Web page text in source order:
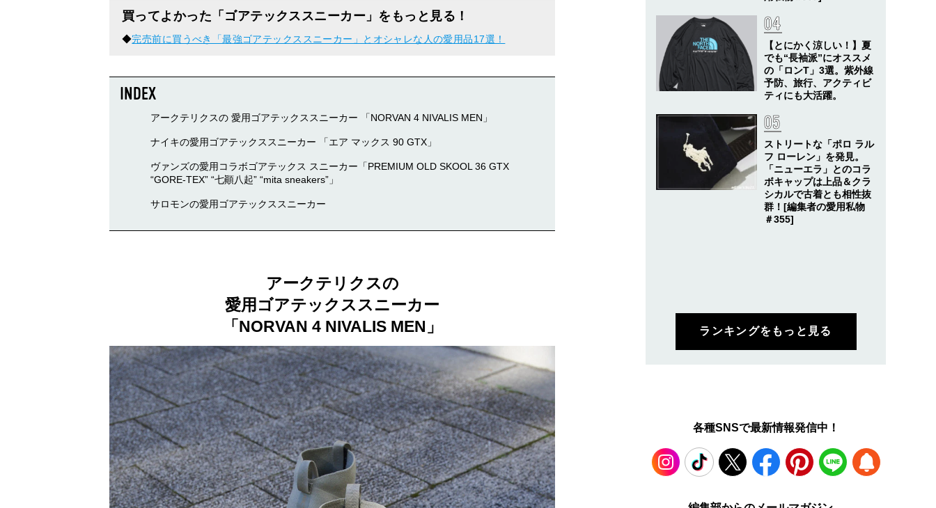
買ってよかった「ゴアテックススニーカー」をもっと見る！
◆完売前に買うべき「最強ゴアテックススニーカー」とオシャレな人の愛用品17選！
アークテリクスの 愛用ゴアテックススニーカー 「NORVAN 4 NIVALIS MEN」
ナイキの愛用ゴアテックススニーカー 「エア マックス 90 GTX」
ヴァンズの愛用コラボゴアテックス スニーカー「PREMIUM OLD SKOOL 36 GTX
“GORE-TEX” “七顚八起” “mita sneakers”」
サロモンの愛用ゴアテックススニーカー
アークテリクスの
愛用ゴアテックススニーカー
「NORVAN 4 NIVALIS MEN」
【とにかく涼しい！】夏
でも“長袖派”にオススメ
の「ロンT」3選。紫外線
予防、旅行、アクティビ
ティにも大活躍。
ストリートな「ポロ ラル
フ ローレン」を発見。
「ニューエラ」とのコラ
ボキャップは上品＆クラ
シカルで古着とも相性抜
群！[編集者の愛用私物
＃355]
ランキングをもっと見る
各種SNSで最新情報発信中！
TikTok Facebook Pinterest LINE